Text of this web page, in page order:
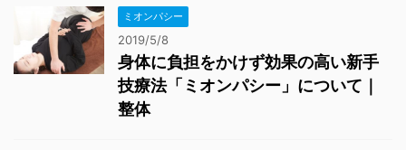
ミオンパシー
2019/5/8
身体に負担をかけず効果の高い新手
技療法「ミオンパシー」について｜
整体